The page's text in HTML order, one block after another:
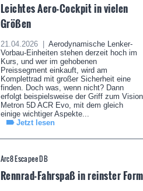
Leichtes Aero-Cockpit in vielen
Größen
21.04.2026 |
Aerodynamische Lenker-
Vorbau-Einheiten stehen derzeit hoch im
Kurs, und wer im gehobenen
Preissegment einkauft, wird am
Komplettrad mit großer Sicherheit eine
finden. Doch was, wenn nicht? Dann
erfolgt beispielsweise der Griff zum Vision
Metron 5D ACR Evo, mit dem gleich
einige wichtiger Aspekte...
Jetzt lesen
Arc8 Escapee DB
Rennrad-Fahrspaß in reinster Form